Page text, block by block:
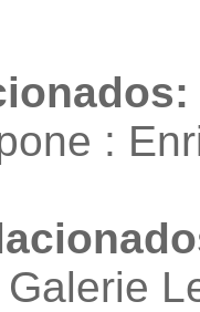
:
Galerie